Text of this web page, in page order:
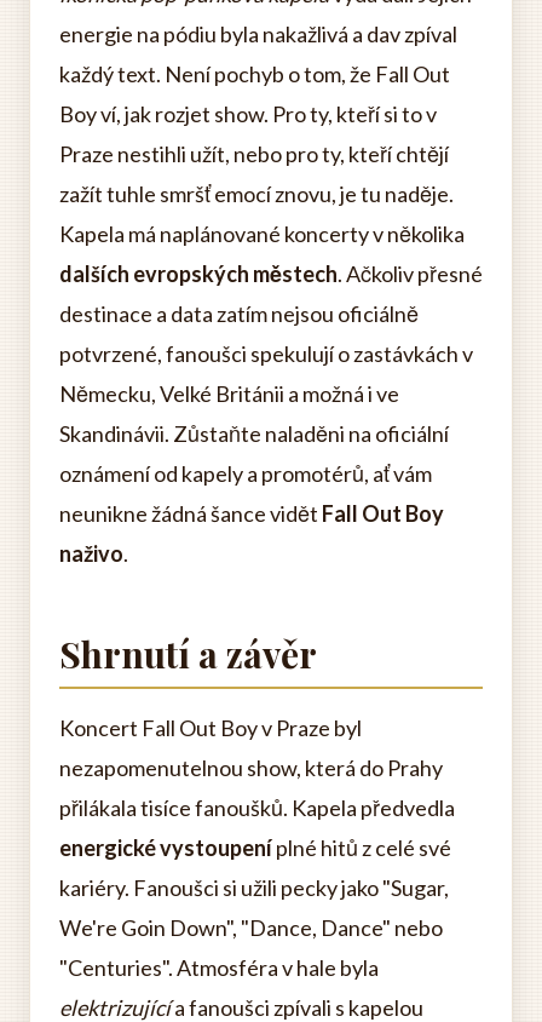
energie na pódiu byla nakažlivá a dav zpíval
každý text. Není pochyb o tom, že Fall Out
Boy ví, jak rozjet show. Pro ty, kteří si to v
Praze nestihli užít, nebo pro ty, kteří chtějí
zažít tuhle smršť emocí znovu, je tu naděje.
Kapela má naplánované koncerty v několika
dalších evropských městech. Ačkoliv přesné
destinace a data zatím nejsou oficiálně
potvrzené, fanoušci spekulují o zastávkách v
Německu, Velké Británii a možná i ve
Skandinávii. Zůstaňte naladěni na oficiální
oznámení od kapely a promotérů, ať vám
neunikne žádná šance vidět Fall Out Boy
naživo.
Shrnutí a závěr
Koncert Fall Out Boy v Praze byl
nezapomenutelnou show, která do Prahy
přilákala tisíce fanoušků. Kapela předvedla
energické vystoupeníplné hitů z celé své
kariéry. Fanoušci si užili pecky jako "Sugar,
We're Goin Down", "Dance, Dance" nebo
"Centuries". Atmosféra v hale byla
elektrizujícía fanoušci zpívali s kapelou